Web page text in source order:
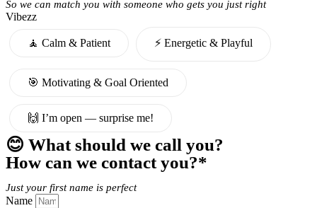
So we can match you with someone who gets you just right
Vibezz
🧘 Calm & Patient ⚡️ Energetic & Playful
🎯 Motivating & Goal Oriented
🙌 I’m open — surprise me!
😊 What should we call you?
How can we contact you?*
Just your first name is perfect
Name